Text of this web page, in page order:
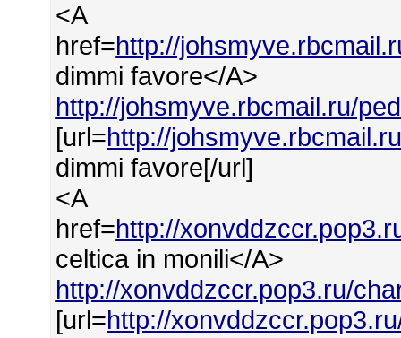
<A
href=http://
dimmi favore</A>
http://johsmyve.rbcmail.ru/
[url=http://
dimmi favore[/url]
<A
href=http://
celtica in monili</A>
http://xonvddzccr.pop3.ru/
[url=http://